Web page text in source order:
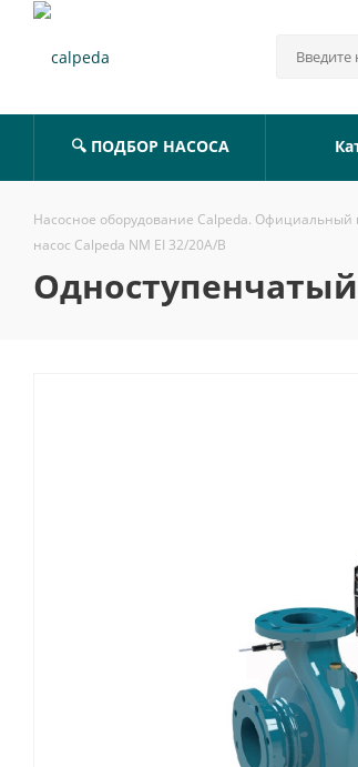
🔍 ПОДБОР НАСОСА
Насосное оборудование Calpeda. Официальный
насос Calpeda NM EI 32/20A/B
Одноступенчатый